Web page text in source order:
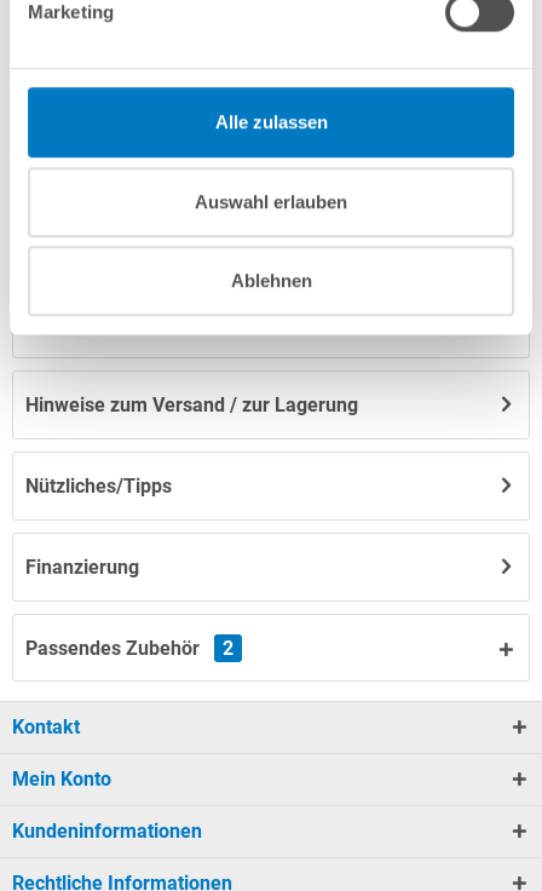
Marketing
Alle zulassen
Auswahl erlauben
Ablehnen
Produktbeschreibung
Finanzierung
Herstellerangaben
Anleitungen/Datenblätter
Hinweise zum Versand / zur Lagerung
Nützliches/Tipps
Passendes Zubehör 2
Kontakt
Mein Konto
Kundeninformationen
Rechtliche Informationen